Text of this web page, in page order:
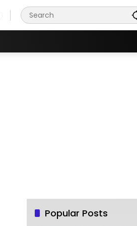
Popular Posts